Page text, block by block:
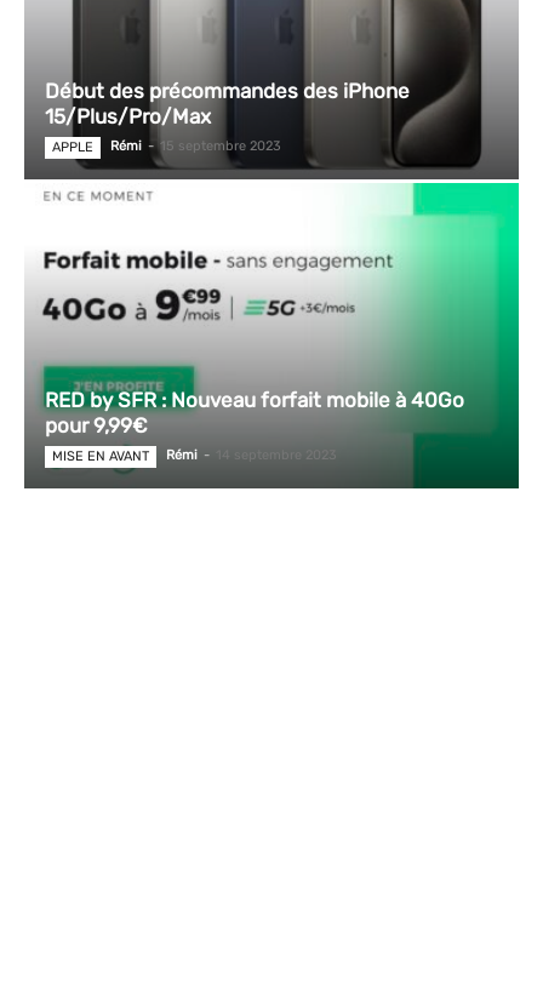
Début des précommandes des iPhone
15/Plus/Pro/Max
APPLE Rémi - 15 septembre 2023
RED by SFR : Nouveau forfait mobile à 40Go
pour 9,99€
MISE EN AVANT Rémi - 14 septembre 2023